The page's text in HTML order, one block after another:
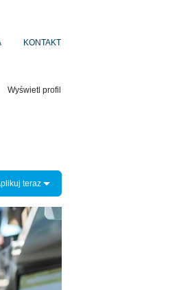
KONTAKT
Wyświetl profil
teraz